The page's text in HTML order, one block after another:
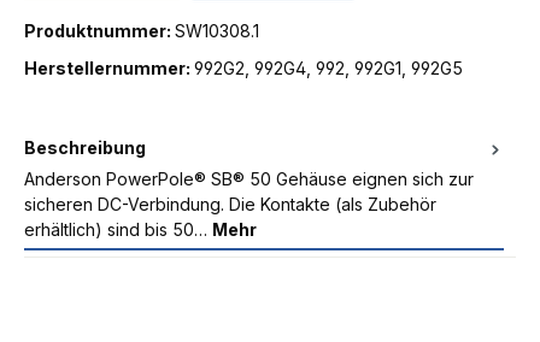
Produktnummer: SW10308.1
Herstellernummer: 992G2, 992G4, 992, 992G1, 992G5
Beschreibung
Anderson PowerPole® SB® 50 Gehäuse eignen sich zur
sicheren DC-Verbindung. Die Kontakte (als Zubehör
erhältlich) sind bis 50… Mehr